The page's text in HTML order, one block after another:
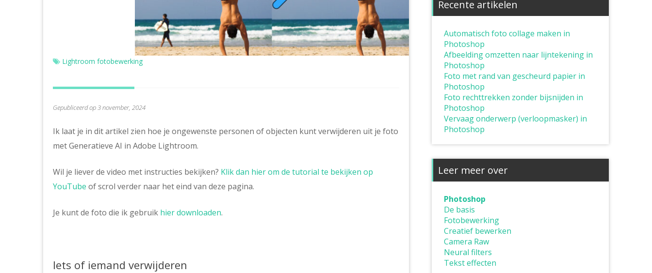
Lightroom fotobewerking
Gepubliceerd op 3 november, 2024
Ik laat je in dit artikel zien hoe je ongewenste personen of objecten kunt verwijderen uit je foto
met Generatieve AI in Adobe Lightroom.
Wil je liever de video met instructies bekijken? Klik dan hier om de tutorial te bekijken op
YouTube of scrol verder naar het eind van deze pagina.
Je kunt de foto die ik gebruik hier downloaden.
Iets of iemand verwijderen
Recente artikelen
Automatisch foto collage maken in
Photoshop
Afbeelding omzetten naar lijntekening in
Photoshop
Foto met rand van gescheurd papier in
Photoshop
Foto rechttrekken zonder bijsnijden in
Photoshop
Vervaag onderwerp (verloopmasker) in
Photoshop
Leer meer over
Photoshop
De basis
Fotobewerking
Creatief bewerken
Camera Raw
Neural filters
Tekst effecten